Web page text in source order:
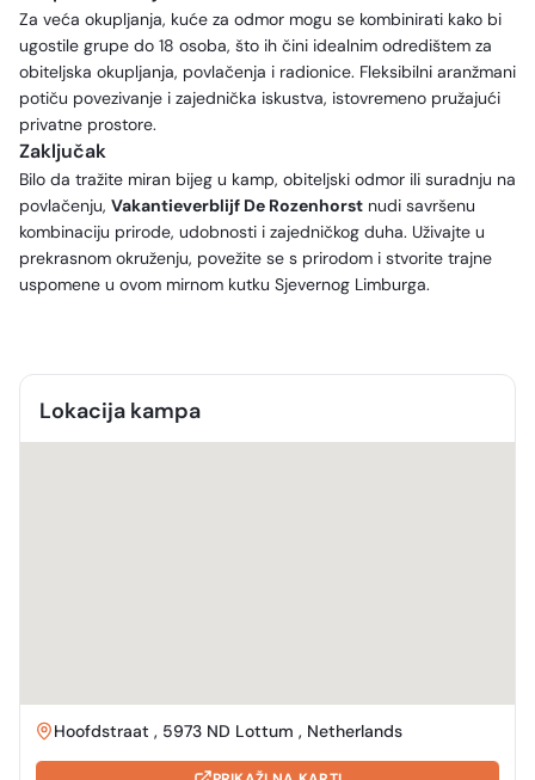
Za veća okupljanja, kuće za odmor mogu se kombinirati kako bi
ugostile grupe do 18 osoba, što ih čini idealnim odredištem za
obiteljska okupljanja, povlačenja i radionice. Fleksibilni aranžmani
potiču povezivanje i zajednička iskustva, istovremeno pružajući
privatne prostore.
Zaključak
Bilo da tražite miran bijeg u kamp, obiteljski odmor ili suradnju na
povlačenju, Vakantieverblijf De Rozenhorst nudi savršenu
kombinaciju prirode, udobnosti i zajedničkog duha. Uživajte u
prekrasnom okruženju, povežite se s prirodom i stvorite trajne
uspomene u ovom mirnom kutku Sjevernog Limburga.
Lokacija kampa
Hoofdstraat , 5973 ND Lottum , Netherlands